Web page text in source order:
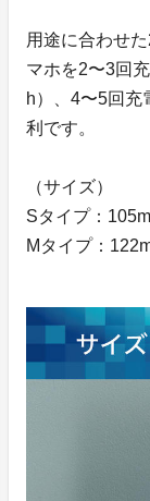
用途に合わせ
マホを2〜3回
h）、4〜5回充
利です。
（サイズ）
Sタイプ：
Mタイプ：